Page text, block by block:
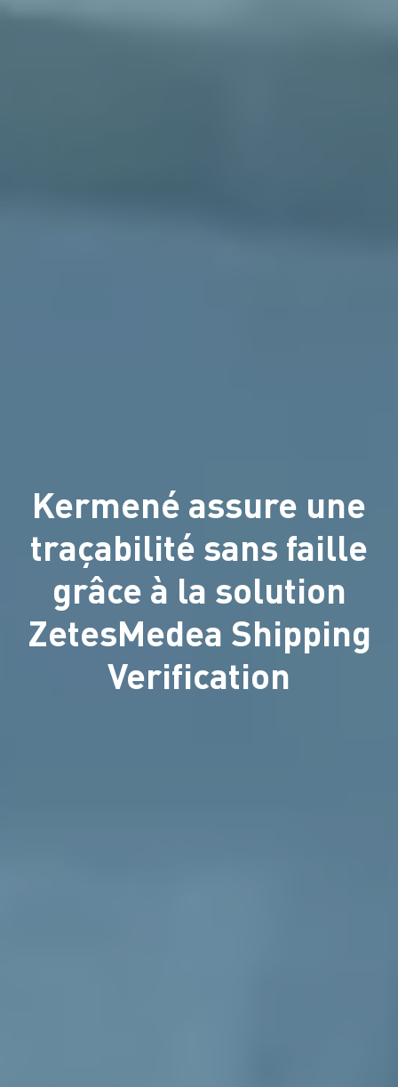
Kermené assure une
traçabilité sans faille
grâce à la solution
ZetesMedea Shipping
Verification